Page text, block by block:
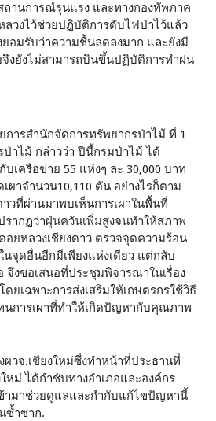
ถานการณ์รุนแรง และทางกองทัพภาค
วงไว้ช่วยปฏิบัติการดับไฟป่าไว้แล้ว
อมรับว่าความชื้นลดลงมาก และยังมี
จึงยังไม่สามารถบินขึ้นปฏิบัติการทำฝน
การสำนักจัดการทรัพยากรป่าไม้ ที่ 1
ป่าไม้ กล่าวว่า ปีนี้กรมป่าไม้ ได้
เครือข่าย 55 แห่งๆ ละ 30,000 บาท
ผาจำนวน10,110 ตัน อย่างไรก็ตาม
วที่ผ่านมาพบเห็นการเผาในพื้นที่
รากฏว่าฝุ่นควันเพิ่มสูงจนทำให้สภาพ
ยหลวงเชียงดาว ตรวจจุดความร้อน
นจุดอื่นอีกมีเพียงแห่งเดียว แต่กลับ
จึงขอเสนอที่ประชุมพิจารณาในเรื่อง
ยเฉพาะการส่งเสริมให้เกษตรกรใช้วิธี
การเผาที่ทำให้เกิดปัญหากับคุณภาพ
วจ.เชียงใหม่ซึ่งทำหน้าที่ประธานที่
หม่ ได้กำชับทางอำเภอและองค์กร
ามาช่วยดูแลและกำกับแก้ไขปัญหานี้
ซ้ำซาก.